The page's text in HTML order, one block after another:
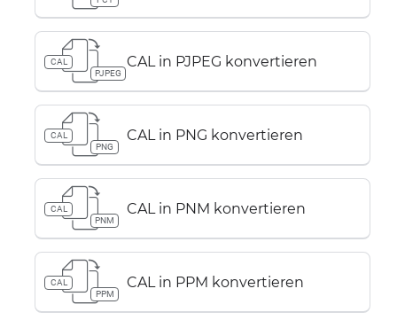
CAL
PJPEG
CAL in PJPEG konvertieren
CAL
PNG
CAL in PNG konvertieren
CAL
PNM
CAL in PNM konvertieren
CAL
PPM
CAL in PPM konvertieren